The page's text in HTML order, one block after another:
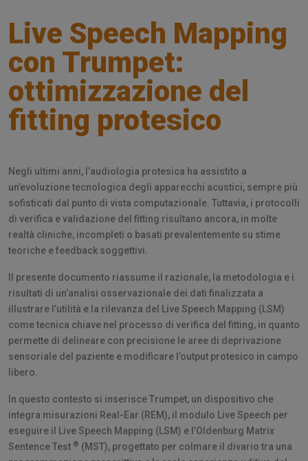
Live Speech Mapping
con Trumpet:
ottimizzazione del
fitting protesico
Negli ultimi anni, l’audiologia protesica ha assistito a
un’evoluzione tecnologica degli apparecchi acustici, sempre più
sofisticati dal punto di vista computazionale. Tuttavia, i protocolli
di verifica e validazione del fitting risultano ancora, in molte
realtà cliniche, incompleti o basati prevalentemente su stime
teoriche e feedback soggettivi.
Il presente documento riassume il razionale, la metodologia e i
risultati di un’analisi osservazionale dei dati finalizzata a
illustrare l’utilità e la rilevanza del Live Speech Mapping (LSM)
come tecnica chiave nel processo di verifica del fitting, in quanto
permette di delineare con precisione le aree di deprivazione
sensoriale del paziente e modificare l’output protesico in campo
libero.
In questo contesto si inserisce Trumpet, un dispositivo che
integra misurazioni Real-Ear (REM), il modulo Live Speech per
eseguire il Live Speech Mapping (LSM) e l’Oldenburg Matrix
Sentence Test ® (MST), progettato per colmare il divario tra una